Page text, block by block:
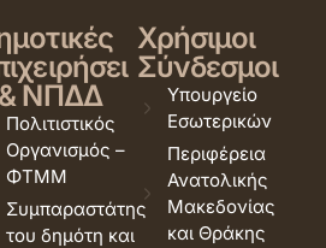
ΝΠΔΔ
Πολιτιστικός
Οργανισμός –
ΦΤΜΜ
Συμπαραστάτης
του δημότη και
Χρήσιμοι
Σύνδεσμοι
Υπουργείο
Εσωτερικών
Περιφέρεια
Ανατολικής
Μακεδονίας
και Θράκης